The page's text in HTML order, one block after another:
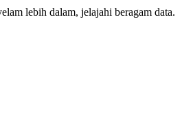
lebih dalam, jelajahi beragam data.